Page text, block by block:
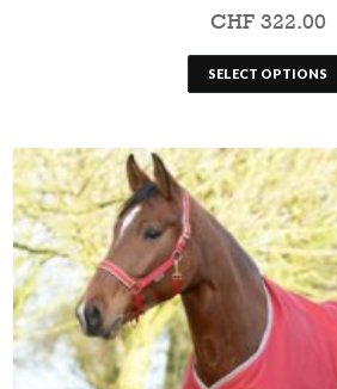
CHF322.00
SELECT OPTIONS